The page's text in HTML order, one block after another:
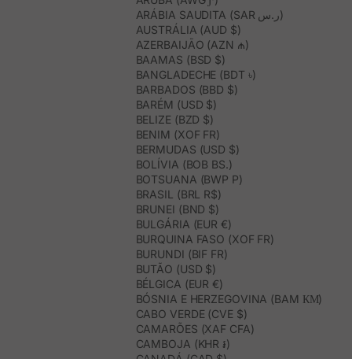
ARÁBIA SAUDITA (SAR ر.س)
AUSTRÁLIA (AUD $)
AZERBAIJÃO (AZN ₼)
BAAMAS (BSD $)
BANGLADECHE (BDT ৳)
BARBADOS (BBD $)
BARÉM (USD $)
BELIZE (BZD $)
BENIM (XOF FR)
BERMUDAS (USD $)
BOLÍVIA (BOB BS.)
BOTSUANA (BWP P)
BRASIL (BRL R$)
BRUNEI (BND $)
BULGÁRIA (EUR €)
BURQUINA FASO (XOF FR)
BURUNDI (BIF FR)
BUTÃO (USD $)
BÉLGICA (EUR €)
BÓSNIA E HERZEGOVINA (BAM КМ)
CABO VERDE (CVE $)
CAMARÕES (XAF CFA)
CAMBOJA (KHR ៛)